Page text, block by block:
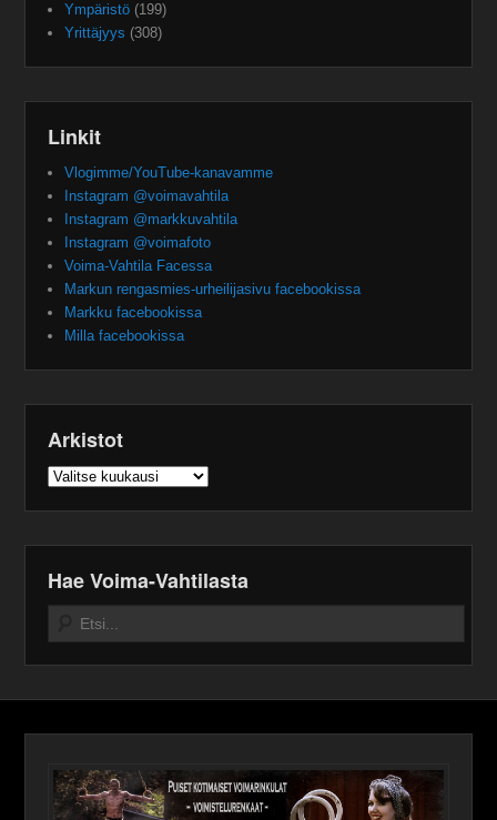
Ympäristö (199)
Yrittäjyys (308)
Linkit
Vlogimme/YouTube-kanavamme
Instagram @voimavahtila
Instagram @markkuvahtila
Instagram @voimafoto
Voima-Vahtila Facessa
Markun rengasmies-urheilijasivu facebookissa
Markku facebookissa
Milla facebookissa
Arkistot
Arkistot
Hae Voima-Vahtilasta
Search